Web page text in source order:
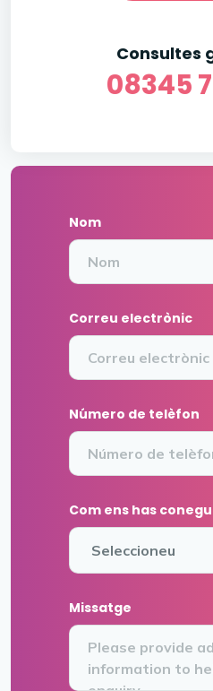
Consultes
08345
Nom
Correu electrònic
Número de telèfon
Com ens has
Missatge